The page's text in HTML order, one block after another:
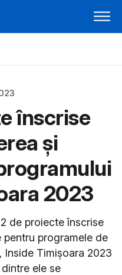
înscrise
și
2023
de proiecte înscrise
programele de
Inside Timișoara 2023
ele se